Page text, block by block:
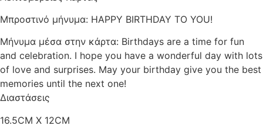
Μπροστινό μήνυμα: HAPPY BIRTHDAY TO YOU!
Μήνυμα μέσα στην κάρτα: Birthdays are a time for fun
and celebration. I hope you have a wonderful day with lots
of love and surprises. May your birthday give you the best
memories until the next one!
Διαστάσεις
16.5CM X 12CM